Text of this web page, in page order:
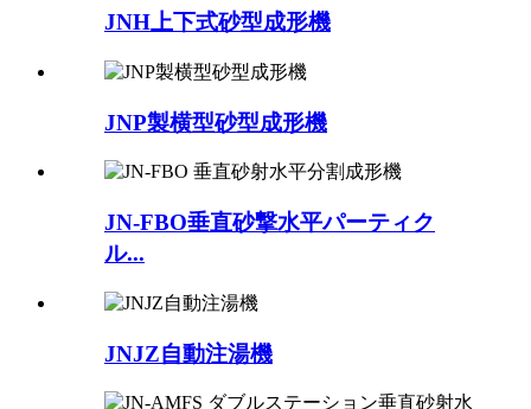
JNH上下式砂型成形機
JNP製横型砂型成形機
JN-FBO垂直砂撃水平パーティク
ル...
JNJZ自動注湯機